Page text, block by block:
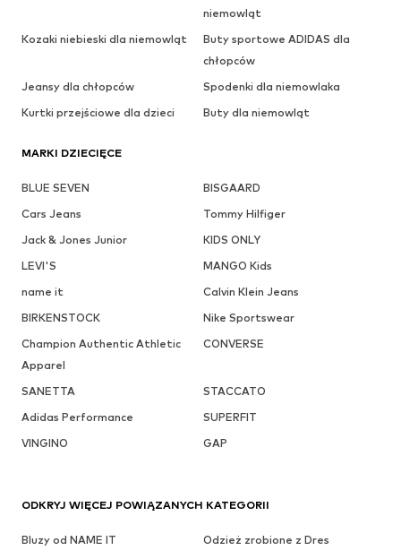
niemowląt
Kozaki niebieski dla niemowląt
Buty sportowe ADIDAS dla
chłopców
Jeansy dla chłopców
Spodenki dla niemowlaka
Kurtki przejściowe dla dzieci
Buty dla niemowląt
MARKI DZIECIĘCE
BLUE SEVEN
BISGAARD
Cars Jeans
Tommy Hilfiger
Jack & Jones Junior
KIDS ONLY
LEVI'S
MANGO Kids
name it
Calvin Klein Jeans
BIRKENSTOCK
Nike Sportswear
Champion Authentic Athletic
Apparel
CONVERSE
SANETTA
STACCATO
Adidas Performance
SUPERFIT
VINGINO
GAP
ODKRYJ WIĘCEJ POWIĄZANYCH KATEGORII
Bluzy od NAME IT Odzież zrobione z Dres